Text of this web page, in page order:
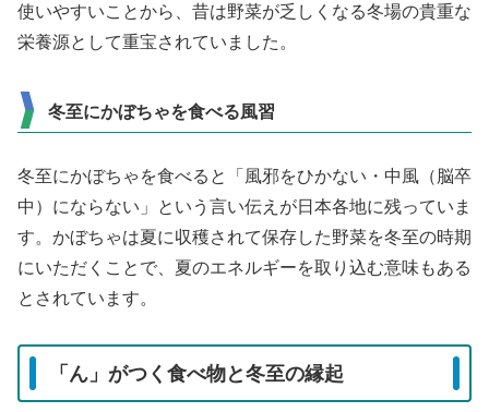
使いやすいことから、昔は野菜が乏しくなる冬場の貴重な
栄養源として重宝されていました。
冬至にかぼちゃを食べる風習
冬至にかぼちゃを食べると「風邪をひかない・中風（脳卒
中）にならない」という言い伝えが日本各地に残っていま
す。かぼちゃは夏に収穫されて保存した野菜を冬至の時期
にいただくことで、夏のエネルギーを取り込む意味もある
とされています。
「ん」がつく食べ物と冬至の縁起